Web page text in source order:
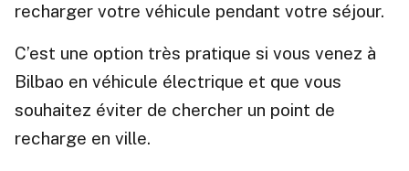
recharger votre véhicule pendant votre séjour.
C’est une option très pratique si vous venez à
Bilbao en véhicule électrique et que vous
souhaitez éviter de chercher un point de
recharge en ville.